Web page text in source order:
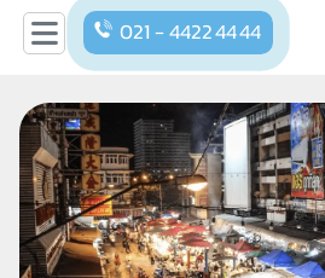
021 - 4422 44 44